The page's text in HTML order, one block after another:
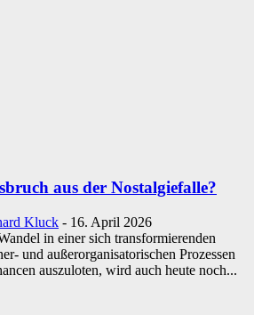
aus der Nostalgiefalle?
Kluck - 16. April 2026
in einer sich transformierenden
und außerorganisatorischen Prozessen
auszuloten, wird auch heute noch...